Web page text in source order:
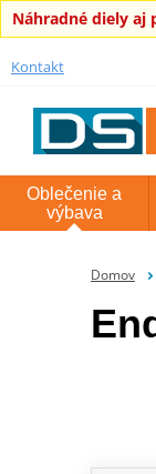
Náhradné diely aj
Kontakt
Oblečenie a
výbava
Domov